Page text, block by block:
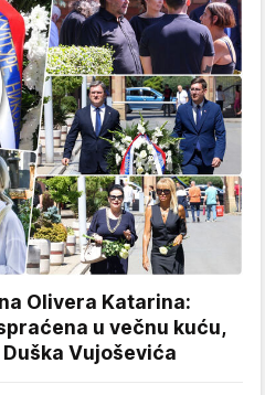
Olivera Katarina:
u večnu kuću,
Vujoševića